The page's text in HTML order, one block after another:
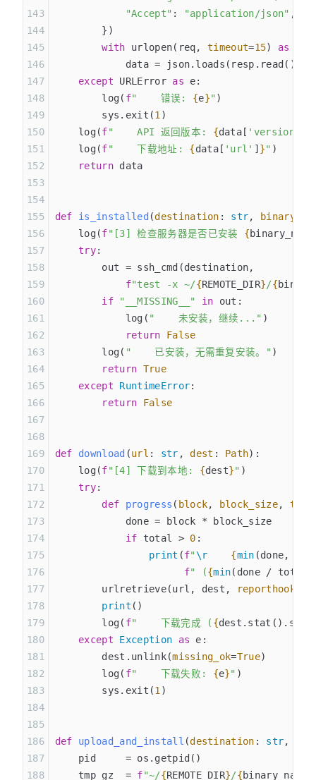
            "Accept"
: "application/json" ,
        })
        with
urlopen(req, timeout=15) as
            data = json.loads(resp.read())
    except
URLError as e:
        log(
f"    错误: {e}" )
        sys.exit(
1)
    log(
f"    API 返回版本: {data[ 'version'
    log(
f"    下载地址: {data[ 'url' ] }" )
    return
data
def is_installed (destination : str,
    log(
f"[3] 检查服务器是否已安装 {binary_name
    try
:
        out = ssh_cmd(destination,
            f
"test -x ~/{REMOTE_DIR}/{
        if
"__MISSING__" in out:
            log(
"    未安装，继续..." )
            return
False
        log(
"    已安装，无需重复安装。" )
        return
True
    except
RuntimeError:
        return
False
def download (url : str , dest : Path):
    log(
f"[4] 下载到本地: {dest}" )
    try
:
        def
progress ( block, block_size,
            done = block * block_size
            if
total > 0 :
                print
(f"\r
    {
min (done,
                      f
" ({min(done /
        urlretrieve(url, dest,
reporthook
        print
()
        log(
f"    下载完成 ( {
    except
Exception as e:
        dest.unlink(
missing_ok=True)
        log(
f"    下载失败: {e}" )
        sys.exit(
1)
def upload_and_install (destination : str,
    pid     = os.getpid()
    tmp_gz  =
f"~/{REMOTE_DIR}/{binary_name